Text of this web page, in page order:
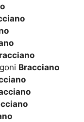
Bracciano